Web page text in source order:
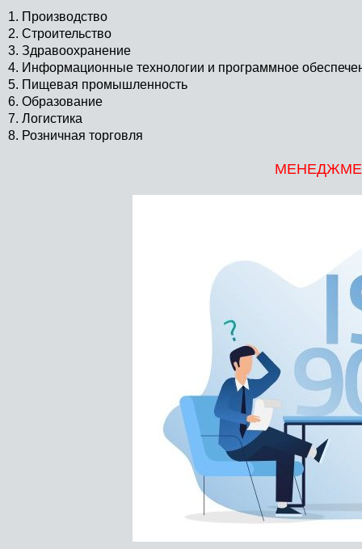
1. Производство
2. Строительство
3. Здравоохранение
4. Информационные технологии и программное
5. Пищевая промышленность
6. Образование
7. Логистика
8. Розничная торговля